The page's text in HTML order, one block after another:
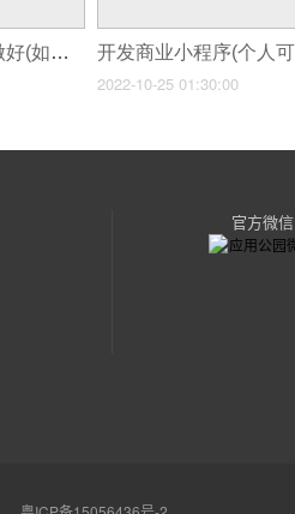
开发商如何把小程序做好(如何运营好一个支付宝小程序)
2022-10-25 01:30:00
官方微信